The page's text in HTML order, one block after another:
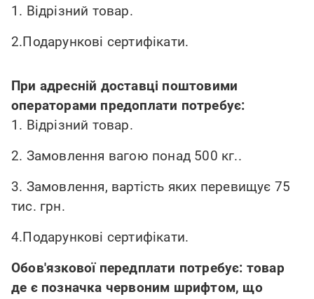
1. Відрізний товар.
2.Подарункові сертифікати.
При адресній доставці поштовими
операторами предоплати потребує:
1. Відрізний товар.
2. Замовлення вагою понад 500 кг..
3. Замовлення, вартість яких перевищує 75
тис. грн.
4.Подарункові сертифікати.
Обов'язкової передплати потребує: товар
де є позначка червоним шрифтом, що